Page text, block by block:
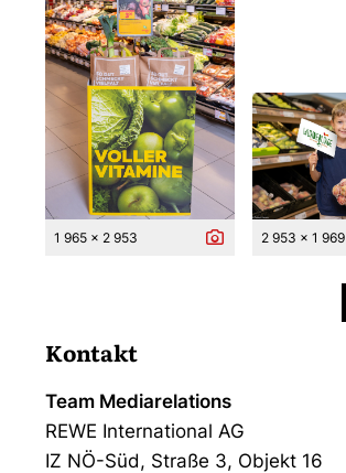
1 965 x 2 953 2 953 x 1 969
Kontakt
Team Mediarelations
REWE International AG
IZ NÖ-Süd, Straße 3, Objekt 16